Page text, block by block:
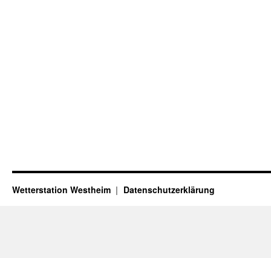
Wetterstation Westheim Datenschutzerklärung